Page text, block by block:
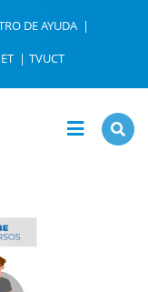
DE AYUDA
TVUCT